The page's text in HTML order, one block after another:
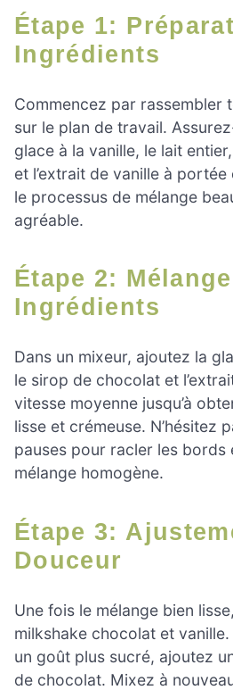
Étape 1: Préparation Des
Ingrédients
Commencez par rassembler
sur le plan de travail.
glace à la vanille, le lait
et l’extrait de vanille à
le processus de mélange
agréable.
Étape 2: Mélange Des
Ingrédients
Dans un mixeur, ajoutez la
le sirop de chocolat et
vitesse moyenne jusqu’à
lisse et crémeuse. N’hésitez
pauses pour racler les bords
mélange homogène.
Étape 3: Ajustement De La
Douceur
Une fois le mélange bien
milkshake chocolat et
un goût plus sucré, ajoutez
de chocolat. Mixez à